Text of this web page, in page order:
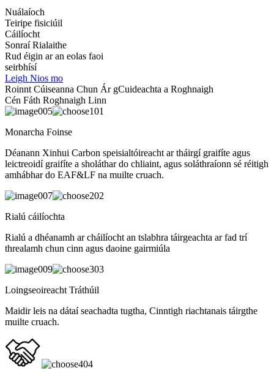
Nuálaíoch
Teiripe fisiciúil
Cáilíocht
Sonraí Rialaithe
Rud éigin ar an eolas faoi
seirbhísí
Leigh Nios mo
Roinnt Cúiseanna Chun Ár gCuideachta a Roghnaigh
Cén Fáth Roghnaigh Linn
01
Monarcha Foinse
Déanann Xinhui Carbon speisialtóireacht ar tháirgí graifíte agus
leictreoidí graifíte a sholáthar do chliaint, agus soláthraíonn sé réitigh
amhábhar do EAF&LF na muilte cruach.
02
Rialú cáilíochta
Rialú a dhéanamh ar cháilíocht an tslabhra táirgeachta ar fad trí
threalamh chun cinn agus daoine gairmiúla
03
Loingseoireacht Tráthúil
Maidir leis na dátaí seachadta tugtha, Cinntigh riachtanais táirgthe
muilte cruach.
04